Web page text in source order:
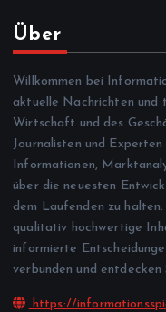
Über
Willkommen bei
aktuelle Nachrichten und
Wirtschaft und des
Journalisten und
Informationen,
über die neuesten
dem Laufenden zu
qualitativ hochwertige
informierte
verbunden und
https://